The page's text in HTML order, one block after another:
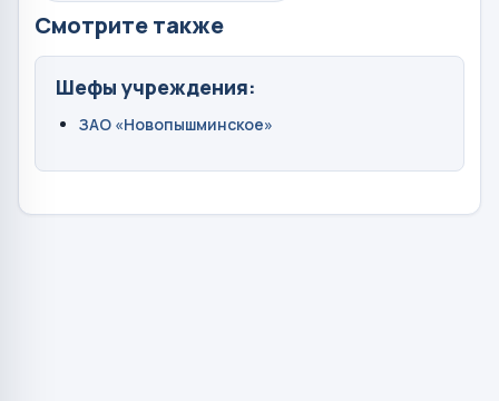
Смотрите также
Шефы учреждения:
ЗАО «Новопышминское»